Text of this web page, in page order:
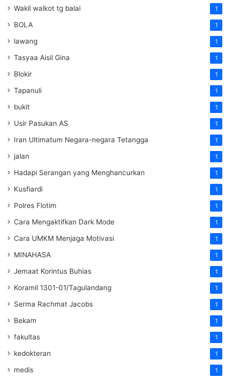
Wakil walkot tg balai 1
BOLA 1
lawang 1
Tasyaa Aisil Gina 1
Blokir 1
Tapanuli 1
bukit 1
Usir Pasukan AS 1
Iran Ultimatum Negara-negara Tetangga 1
jalan 1
Hadapi Serangan yang Menghancurkan 1
Kusfiardi 1
Polres Flotim 1
Cara Mengaktifkan Dark Mode 1
Cara UMKM Menjaga Motivasi 1
MINAHASA 1
Jemaat Korintus Buhias 1
Koramil 1301-01/Tagulandang 1
Serma Rachmat Jacobs 1
Bekam 1
fakultas 1
kedokteran 1
medis 1